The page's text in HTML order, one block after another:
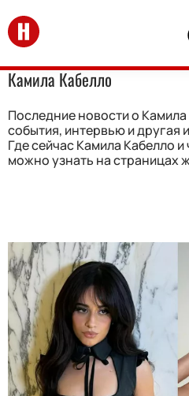
Перейти на главную
Камила Кабелло
Последние новости о
события, интервью и другая
Где сейчас Камила Кабелло
можно узнать на страницах